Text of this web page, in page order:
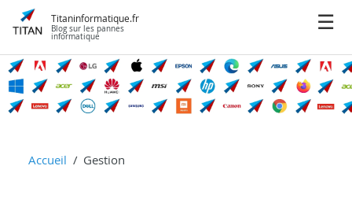
Titaninformatique.fr
Blog sur les pannes
informatique
Accueil Gestion